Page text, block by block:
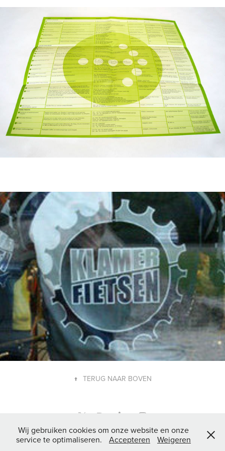
Klamer Fietsen
↑ TERUG NAAR BOVEN
© 2006 - 2026 nas grafisch ontwerp
Wij gebruiken cookies om onze website en onze
service te optimaliseren.
Accepteren Weigeren